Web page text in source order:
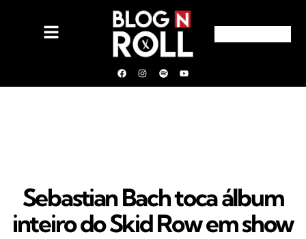
Sebastian Bach toca álbum
inteiro do Skid Row em show